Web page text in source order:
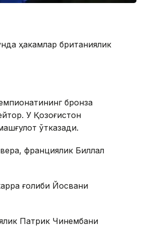
ҳакамлар британиялик
бронза
У Қозоғистон
ўтказади.
франциялик Биллал
ғолиби Йосвани
Патрик Чинембани